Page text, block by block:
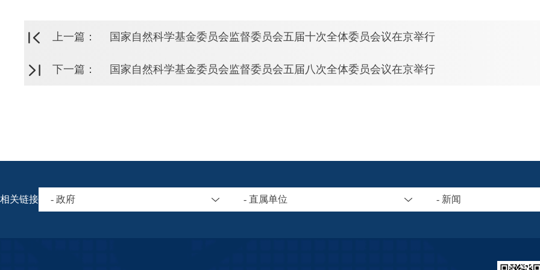
上一篇： 国家自然科学基金委员会监督委员会五届十次全体委员会议在京举行
下一篇： 国家自然科学基金委员会监督委员会五届八次全体委员会议在京举行
相关链接 - 政府 - 直属单位 - 新闻